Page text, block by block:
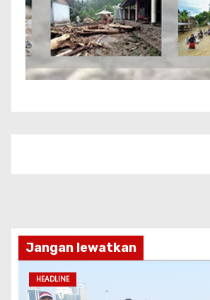
Jangan lewatkan
HEADLINE